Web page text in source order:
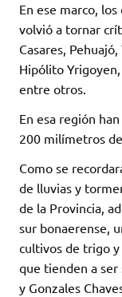
En ese marco,
volvió a tornar
Casares,
Hipólito
entre otros.
En esa región
200 milímetros
Como se
de lluvias y
de la Provincia,
sur bonaerense,
cultivos de trigo
que tienden a ser
y Gonzales